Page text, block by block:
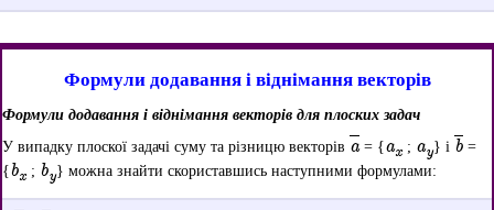
Формули додавання і віднімання векторів
Формули додавання і віднімання векторів для плоских задач
У випадку плоскої задачі суму та різницю векторів a= {ax ; ay} і b =
{bx ; by} можна знайти скориставшись наступними формулами: